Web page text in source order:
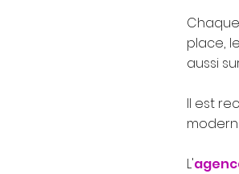
place,
aussi
Il est
L'